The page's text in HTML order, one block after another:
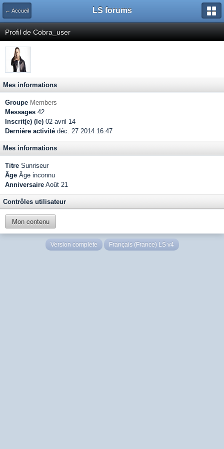
← Accueil LS forums
Profil de Cobra_user
Mes informations
Groupe Members
Messages 42
Inscrit(e) (le) 02-avril 14
Dernière activité déc. 27 2014 16:47
Mes informations
Titre Sunriseur
Âge Âge inconnu
Anniversaire Août 21
Contrôles utilisateur
Mon contenu
Version complète Français (France) LS v4